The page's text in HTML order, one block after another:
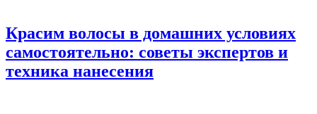
Красим волосы в домашних условиях
самостоятельно: советы экспертов и
техника нанесения